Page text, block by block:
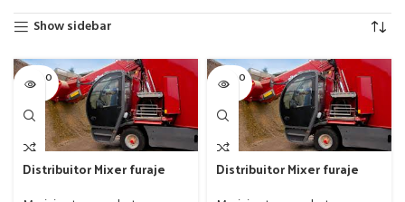
Show sidebar
SOLD O
UT
Distribuitor Mixer furaje
SOLD O
UT
Distribuitor Mixer furaje